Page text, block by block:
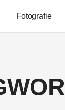
Fotografie